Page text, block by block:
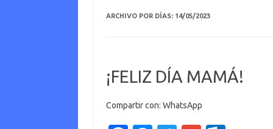
ARCHIVO POR DÍAS: 14/05/2023
¡FELIZ DÍA MAMÁ!
Compartir con: WhatsApp